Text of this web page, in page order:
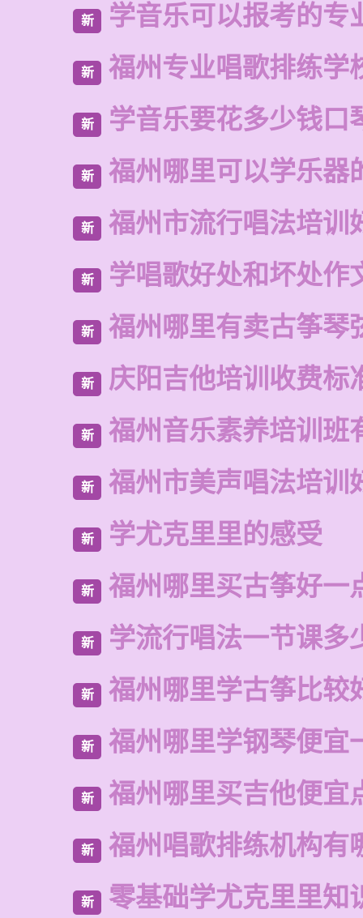
新 学音乐可以报考的专
新 福州专业唱歌排练学
新 学音乐要花多少钱口
新 福州哪里可以学乐器
新 福州市流行唱法培训
新 学唱歌好处和坏处作
新 福州哪里有卖古筝琴
新 庆阳吉他培训收费标
新 福州音乐素养培训班
新 福州市美声唱法培训
新 学尤克里里的感受
新 福州哪里买古筝好一
新 学流行唱法一节课多
新 福州哪里学古筝比较
新 福州哪里学钢琴便宜
新 福州哪里买吉他便宜
新 福州唱歌排练机构有
新 零基础学尤克里里知